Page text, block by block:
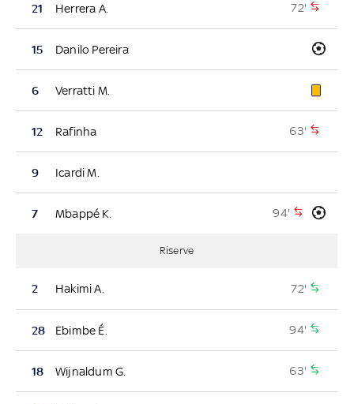
21 Herrera A. 72'
15 Danilo Pereira
6 Verratti M.
12 Rafinha 63'
9 Icardi M.
7 Mbappé K. 94'
Riserve
2 Hakimi A. 72'
28 Ebimbe É. 94'
18 Wijnaldum G. 63'